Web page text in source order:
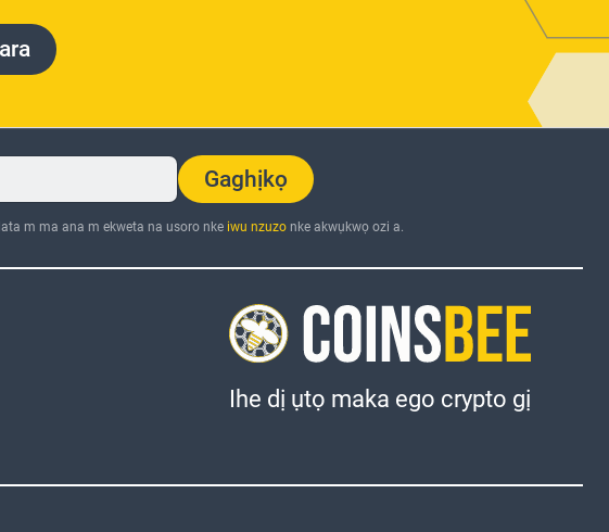
Gaghịkọ
m ma ana m ekweta na usoro nke iwu nzuzonke akwụkwọ ozi a.
Ihe dị ụtọ maka ego crypto gị